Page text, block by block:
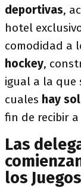
deportivas,
hotel
comodidad a
hockey,
igual a la que
cuales hay
fin de recibir
Las
los Juegos